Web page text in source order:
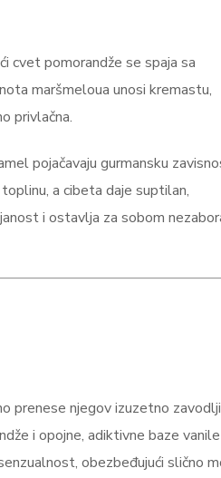
cvet pomorandže se spaja sa
maršmeloua unosi kremastu,
privlačna.
pojačavaju gurmansku
a cibeta daje suptilan,
i ostavlja za sobom
prenese njegov izuzetno
i opojne, adiktivne baze
obezbeđujući slično